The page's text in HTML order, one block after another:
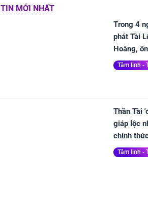
TIN MỚI NHẤT
Trong 4
phát Tài
Hoàng,
Tâm linh -
Thần Tài
giáp lộc
chính
Tâm linh -